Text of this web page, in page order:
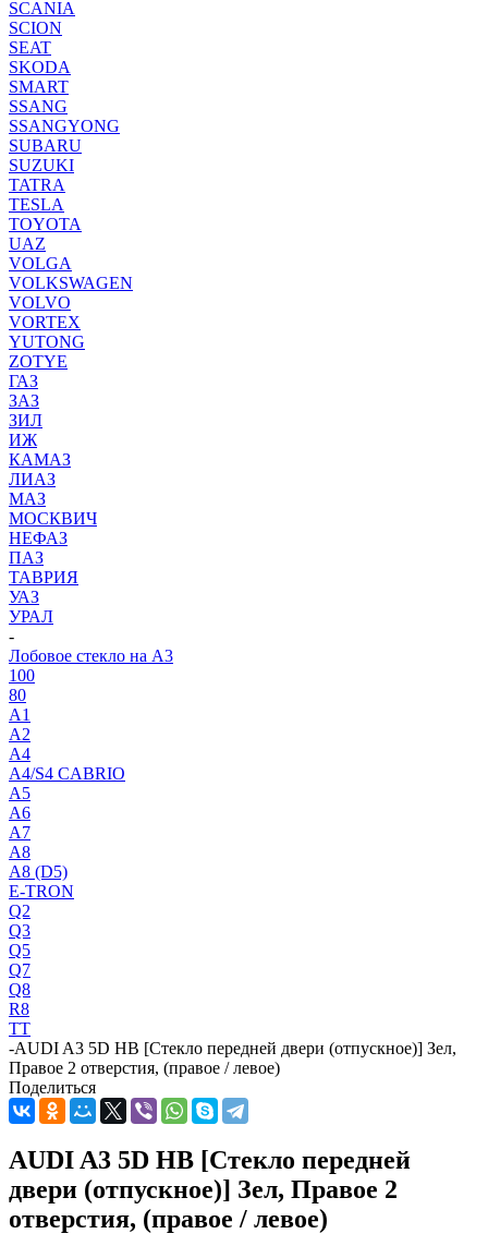
SCANIA
SCION
SEAT
SKODA
SMART
SSANG
SSANGYONG
SUBARU
SUZUKI
TATRA
TESLA
TOYOTA
UAZ
VOLGA
VOLKSWAGEN
VOLVO
VORTEX
YUTONG
ZOTYE
ГАЗ
ЗАЗ
ЗИЛ
ИЖ
КАМАЗ
ЛИАЗ
МАЗ
МОСКВИЧ
НЕФАЗ
ПАЗ
ТАВРИЯ
УАЗ
УРАЛ
-
Лобовое стекло на A3
100
80
A1
A2
A4
A4/S4 CABRIO
A5
A6
A7
A8
A8 (D5)
E-TRON
Q2
Q3
Q5
Q7
Q8
R8
TT
-AUDI A3 5D HB [Стекло передней двери (отпускное)] Зел,
Правое 2 отверстия, (правое / левое)
Поделиться
AUDI A3 5D HB [Стекло передней
двери (отпускное)] Зел, Правое 2
отверстия, (правое / левое)